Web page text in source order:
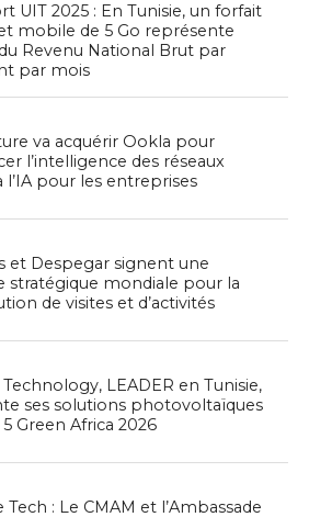
UIT 2025 : En Tunisie, un forfait
mobile de 5 Go représente
du Revenu National Brut par
par mois
va acquérir Ookla pour
l’intelligence des réseaux
l’IA pour les entreprises
et Despegar signent une
stratégique mondiale pour la
de visites et d’activités
LEADER en Tunisie,
ses solutions photovoltaïques
5 Green Africa 2026
Tech : Le CMAM et l’Ambassade